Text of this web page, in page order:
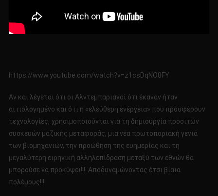
https://www.youtube.com/watch?v=z1csDqNO8FY
Αν και λέγεται ότι οι Αλντεμπαριανοί ότι έκαναν ήταν
αιτιολογημένο και ότι η «ελεύθερη ενέργεια» που προσφέρουν
τεχνολογίες, χρησιμοποιούνται για τη δημιουργία προσιτών
συσκευών μαζικής μεταφοράς, μια νέα πρωτοποριακή γενιά
των βιομηχανιών, την προώθηση της ευημερίας και τη
μεγαλύτερη ειρηνική αλληλεπίδραση μεταξύ των εθνών θα
μπορούσε να προκύψει!!! Αποδυναμώνοντας έτσι βίαια
πολέμους!!!